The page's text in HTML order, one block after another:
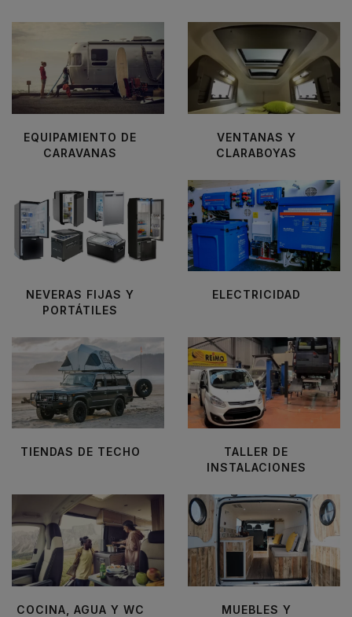
EQUIPAMIENTO DE
CARAVANAS
VENTANAS Y
CLARABOYAS
NEVERAS FIJAS Y
PORTÁTILES
ELECTRICIDAD
TIENDAS DE TECHO
TALLER DE
INSTALACIONES
COCINA, AGUA Y WC
MUEBLES Y